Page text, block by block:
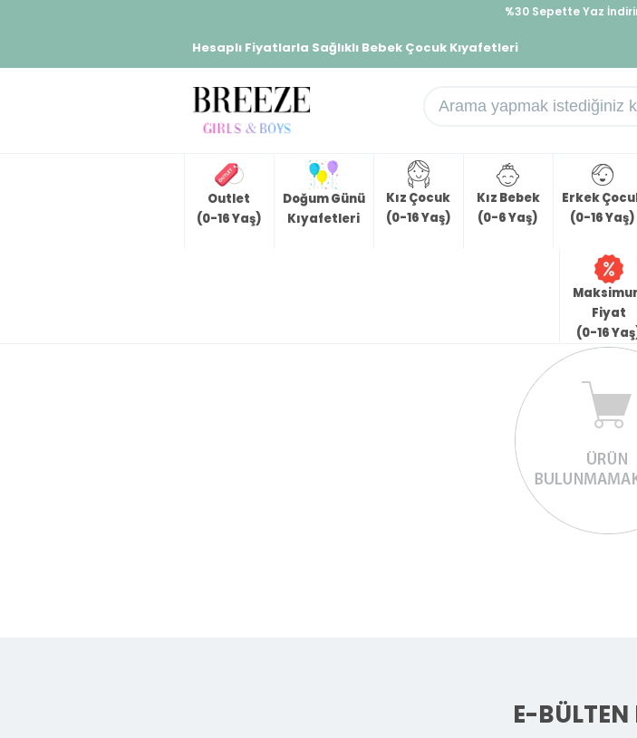
%30 Sepette Yaz
Hesaplı Fiyatlarla Sağlıklı Bebek Çocuk Kıyafetleri
Outlet
(0-16 Yaş)
Doğum Günü
Kıyafetleri
Kız Çocuk
(0-16 Yaş)
Kız Bebek
(0-6 Yaş)
Erkek
(0-16 Yaş)
Fiyat
(0-16
E-